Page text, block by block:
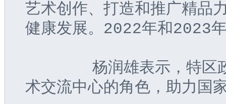
艺术创作、打造和推广精品
健康发展。2022年和2023
杨润雄表示，特区政府
术交流中心的角色，助力国